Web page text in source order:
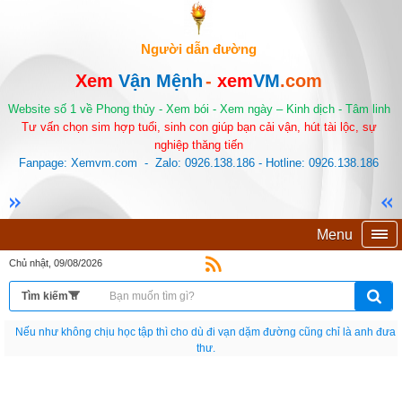
Người dẫn đường
Xem Vận Mệnh- xemVM.com
Website số 1 về Phong thủy - Xem bói - Xem ngày – Kinh dịch - Tâm linh
Tư vấn chọn sim hợp tuổi, sinh con giúp bạn cải vận, hút tài lộc, sự
nghiệp thăng tiến
Fanpage: Xemvm.com - Zalo: 0926.138.186 - Hotline: 0926.138.186
Menu
Chủ nhật, 09/08/2026
Nếu như không chịu học tập thì cho dù đi vạn dặm đường cũng chỉ là anh đưa
thư.